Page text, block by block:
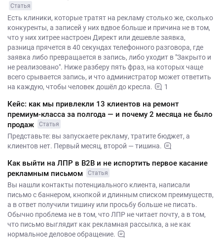
Статья
Есть клиники, которые тратят на рекламу столько же, сколько
конкуренты, а записей у них вдвое больше и причина не в том,
что у них хитрее настроен Директ или дешевле заявка,
разница прячется в 40 секундах телефонного разговора, где
заявка либо превращается в запись, либо уходит в "Закрыто и
не реализовано". Ниже разберу пять фраз, на которых чаще
всего срывается запись, и что администратор может ответить
на каждую, чтобы человек дошёл до кресла.
1
Кейс: как мы привлекли 13 клиентов на ремонт
премиум-класса за полгода — и почему 2 месяца не было
продаж
Статья
Представьте: вы запускаете рекламу, тратите бюджет, а
клиентов нет. Первый месяц, второй — тишина.
Как выйти на ЛПР в B2B и не испортить первое касание
рекламным письмом
Статья
Вы нашли контакты потенциального клиента, написали
письмо с баннером, кнопкой и длинным списком преимуществ,
а в ответ получили тишину или просьбу больше не писать.
Обычно проблема не в том, что ЛПР не читает почту, а в том,
что письмо выглядит как рекламная рассылка, а не как
нормальное деловое обращение.